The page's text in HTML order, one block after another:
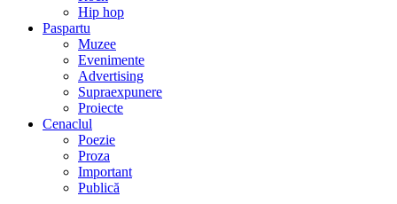
Hip hop
Paspartu
Muzee
Evenimente
Advertising
Supraexpunere
Proiecte
Cenaclul
Poezie
Proza
Important
Publică